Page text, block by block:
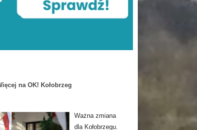
na OK! Kołobrzeg
Ważna zmiana
dla Kołobrzegu.